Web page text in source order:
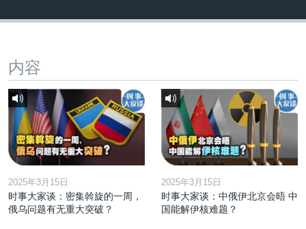
关注新疆
内容
2025年3月15日
时事大家谈：密集斡旋的一周，
俄乌问题有无重大突破？
2025年3月15日
时事大家谈：中俄伊北京会晤 中
国能解伊核难题？